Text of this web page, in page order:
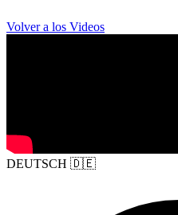
Volver a los Videos
DEUTSCH 🇩🇪